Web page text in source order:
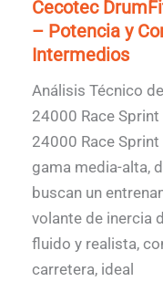
Cecotec
– Potencia y
Intermedios
Análisis Técnico
24000 Race
24000 Race
gama media-alta,
buscan un
volante de inercia
fluido y realista,
carretera, ideal